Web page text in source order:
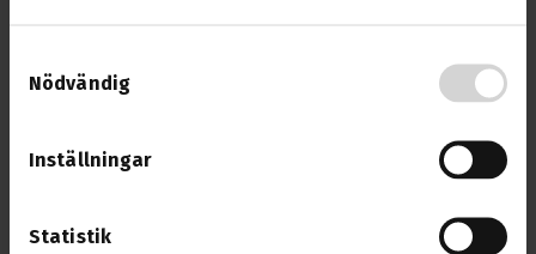
Nödvändig
Inställningar
Statistik